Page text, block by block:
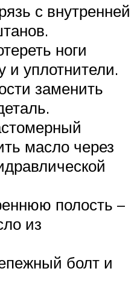
с внутренней
ноги
и уплотнители.
заменить
масло через
полость –
из
болт и